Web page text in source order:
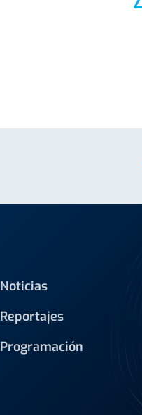
Noticias
Reportajes
Programación